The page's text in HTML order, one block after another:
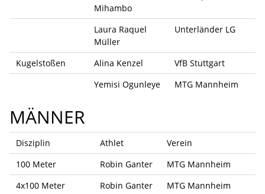
Mihambo
Laura Raquel
Müller
Unterländer LG
Kugelstoßen Alina Kenzel
VfB Stuttgart
Yemisi Ogunleye
MTG Mannheim
MÄNNER
Disziplin Athlet
Verein
100 Meter
Robin Ganter
MTG Mannheim
4x100 Meter
Robin Ganter
MTG Mannheim